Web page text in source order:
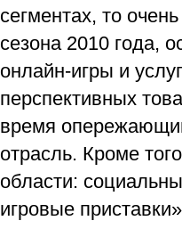
сегментах, то
сезона 2010 года,
онлайн-игры и
перспективных
время
отрасль. Кроме
области:
игровые